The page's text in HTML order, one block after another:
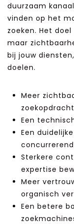
duurzaam
vinden op het
zoeken. Het
maar
bij jouw
doelen.
Meer
Een
Een
Sterkere
expertise
Meer
organisch
Een betere